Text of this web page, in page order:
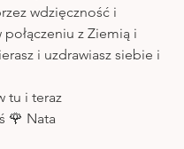
wdzięczność i
z Ziemią i
i uzdrawiasz siebie i
tu i teraz
🌹 Nata